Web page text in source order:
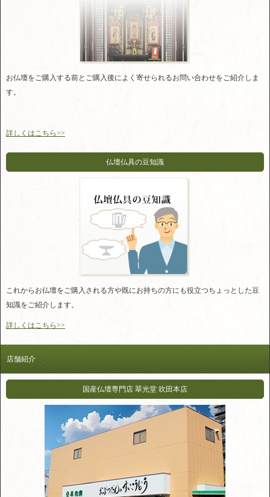
お仏壇をご購入する前とご購入後によく寄せられるお問い合わせをご紹介しま
す。
詳しくはこちら>>
仏壇仏具の豆知識
これからお仏壇をご購入される方や既にお持ちの方にも役立つちょっとした豆
知識をご紹介します。
詳しくはこちら>>
店舗紹介
国産仏壇専門店 翠光堂 吹田本店